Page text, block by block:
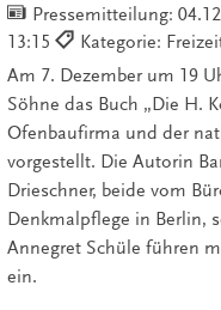
Pressemitteilung:
13:15
Kategorie:
Am 7. Dezember um 19
Söhne das Buch „Die H.
Ofenbaufirma und der
vorgestellt. Die Autorin
Drieschner, beide vom
Denkmalpflege in Berlin,
Annegret Schüle führen
ein.